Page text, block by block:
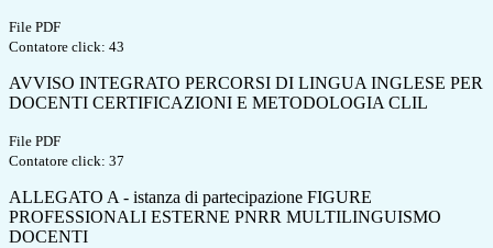
File PDF
Contatore click: 43
AVVISO INTEGRATO PERCORSI DI LINGUA INGLESE PER
DOCENTI CERTIFICAZIONI E METODOLOGIA CLIL
File PDF
Contatore click: 37
ALLEGATO A - istanza di partecipazione FIGURE
PROFESSIONALI ESTERNE PNRR MULTILINGUISMO
DOCENTI